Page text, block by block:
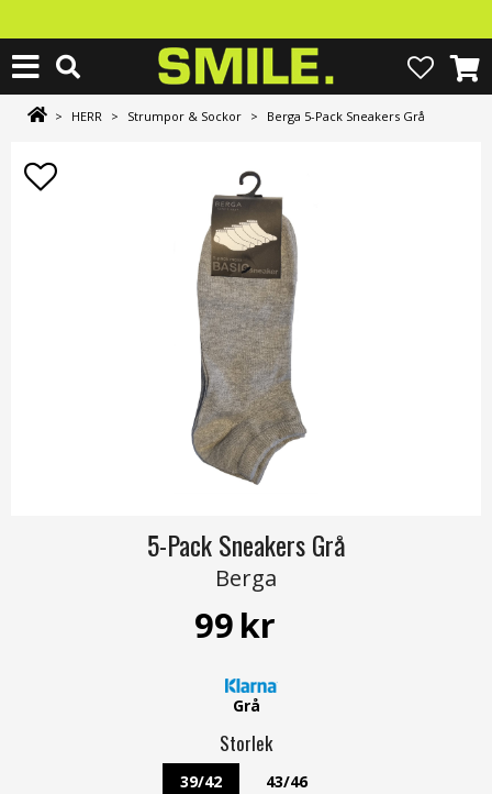
> HERR > Strumpor & Sockor > Berga 5-Pack Sneakers Grå
5-Pack Sneakers Grå
Berga
99kr
Grå
Storlek
39/42 43/46